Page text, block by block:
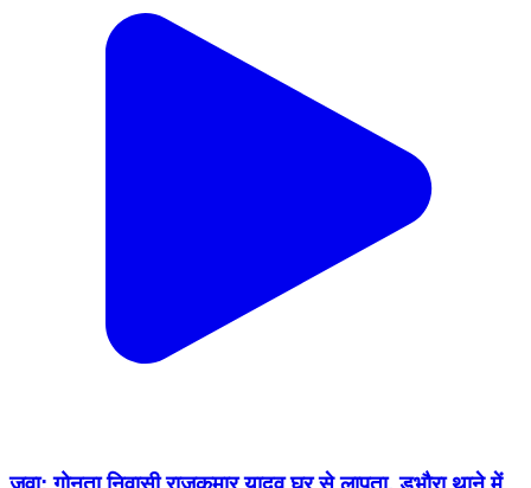
जवा: गोनता निवासी राजकुमार यादव घर से लापता, डभौरा थाने में